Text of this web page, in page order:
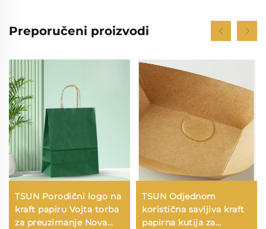
Preporučeni proizvodi
TSUN Porodični logo na
kraft papiru Vojta torba
za preuzimanje Nova
TSUN Odjednom
koristična savijiva kraft
papirna kutija za